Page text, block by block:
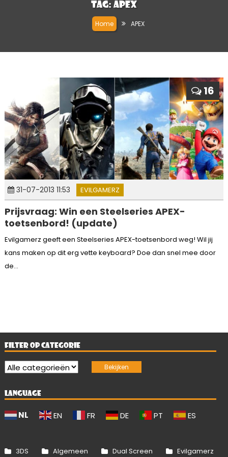
Tag: APEX
Home APEX
16
31-07-2013 11:53 EVILGAMERZ
Prijsvraag: Win een Steelseries APEX-
toetsenbord! (update)
Evilgamerz geeft een Steelseries APEX-toetsenbord weg! Wil jij
kans maken op dit erg vette keyboard? Doe dan snel mee door
de...
FILTER OP CATEGORIE
LANGUAGE
NL EN FR DE PT ES
3DS Algemeen Dual Screen Evilgamerz